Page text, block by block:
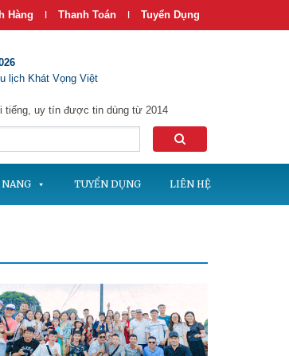
Hàng | Thanh Toán | Tuyển Dụng
lịch Khát Vọng Việt
tiếng, uy tín được tin dùng từ 2014
TUYỂN DỤNG LIÊN HỆ